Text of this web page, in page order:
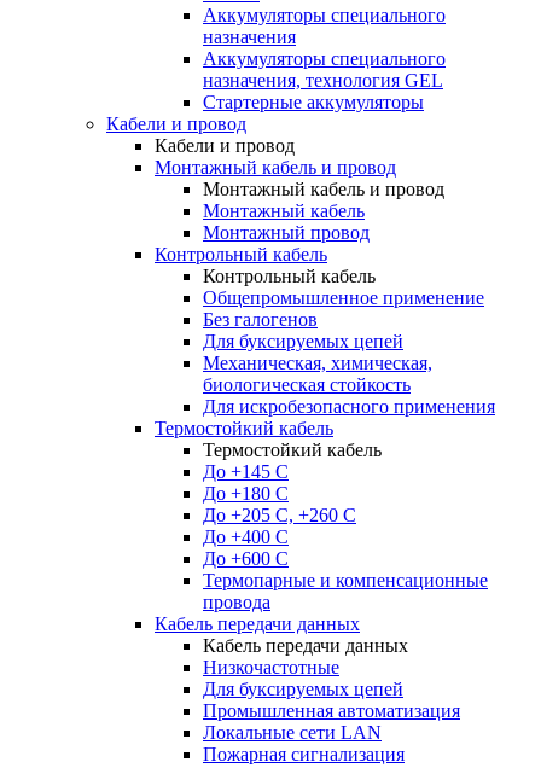
Аккумуляторы специального
назначения
Аккумуляторы специального
назначения, технология GEL
Стартерные аккумуляторы
Кабели и провод
Кабели и провод
Монтажный кабель и провод
Монтажный кабель и провод
Монтажный кабель
Монтажный провод
Контрольный кабель
Контрольный кабель
Общепромышленное применение
Без галогенов
Для буксируемых цепей
Механическая, химическая,
биологическая стойкость
Для искробезопасного применения
Термостойкий кабель
Термостойкий кабель
До +145 С
До +180 C
До +205 С, +260 С
До +400 C
До +600 С
Термопарные и компенсационные
провода
Кабель передачи данных
Кабель передачи данных
Низкочастотные
Для буксируемых цепей
Промышленная автоматизация
Локальные сети LAN
Пожарная сигнализация